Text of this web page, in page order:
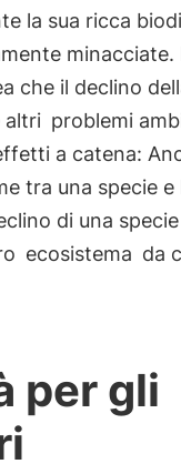
la sua ricca
minacciate.
che il declino
altri problemi
a catena:
tra una specie e
di una
ecosistema da
per gli